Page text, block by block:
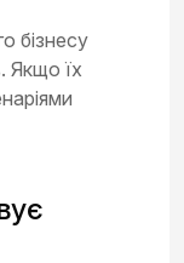
бізнесу
Якщо їх